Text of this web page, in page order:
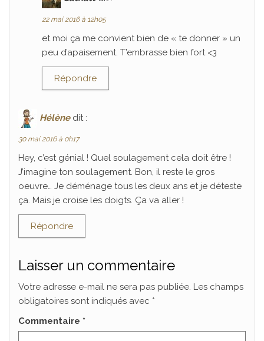
22 mai 2016 à 12h05
et moi ça me convient bien de « te donner » un
peu d’apaisement. T’embrasse bien fort <3
Répondre
Hélène dit :
30 mai 2016 à 0h17
Hey, c’est génial ! Quel soulagement cela doit être !
J’imagine ton soulagement. Bon, il reste le gros
oeuvre… Je déménage tous les deux ans et je déteste
ça. Mais je croise les doigts. Ça va aller !
Répondre
Laisser un commentaire
Votre adresse e-mail ne sera pas publiée. Les champs
obligatoires sont indiqués avec *
Commentaire *